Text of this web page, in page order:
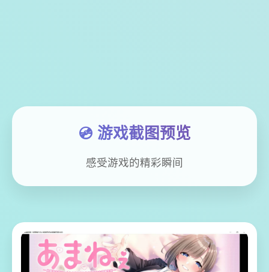
💿 游戏截图预览
感受游戏的精彩瞬间